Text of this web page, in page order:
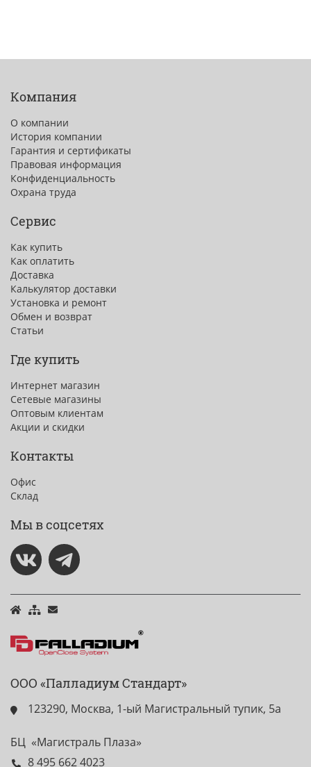
Компания
О компании
История компании
Гарантия и сертификаты
Правовая информация
Конфиденциальность
Охрана труда
Сервис
Как купить
Как оплатить
Доставка
Калькулятор доставки
Установка и ремонт
Обмен и возврат
Статьи
Где купить
Интернет магазин
Сетевые магазины
Оптовым клиентам
Акции и скидки
Контакты
Офис
Склад
Мы в соцсетях
ООО «Палладиум Стандарт»
123290, Москва, 1-ый Магистральный тупик, 5а
БЦ «Магистраль Плаза»
8 495 662 4023